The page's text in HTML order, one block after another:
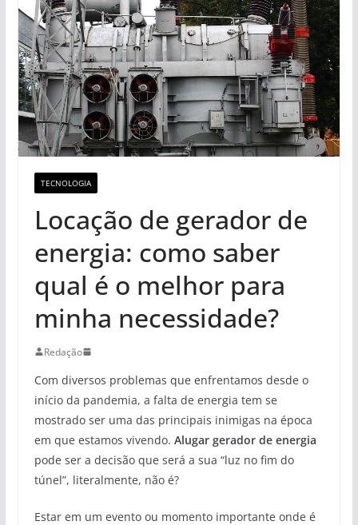
TECNOLOGIA
Locação de gerador de
energia: como saber
qual é o melhor para
minha necessidade?
Redação
Com diversos problemas que enfrentamos desde o
início da pandemia, a falta de energia tem se
mostrado ser uma das principais inimigas na época
em que estamos vivendo. Alugar gerador de energia
pode ser a decisão que será a sua “luz no fim do
túnel”, literalmente, não é?
Estar em um evento ou momento importante onde é